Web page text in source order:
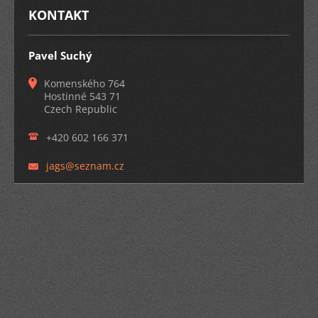
KONTAKT
Pavel Suchý
Komenského 764
Hostinné 543 71
Czech Republic
+420 602 166 371
jags@seznam.cz